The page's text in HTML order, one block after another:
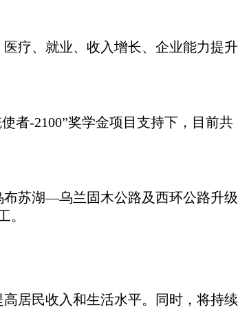
疗、就业、收入增长、企业能力提升
者-2100”奖学金项目支持下，目前共
布苏湖—乌兰固木公路及西环公路升级
。
居民收入和生活水平。同时，将持续